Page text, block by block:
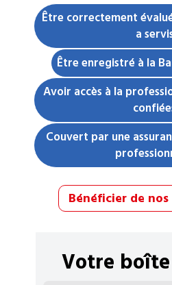
Être correctement
a
Être enregistré à la
Avoir accès à la
Couvert par une
Bénéficier de
Votre